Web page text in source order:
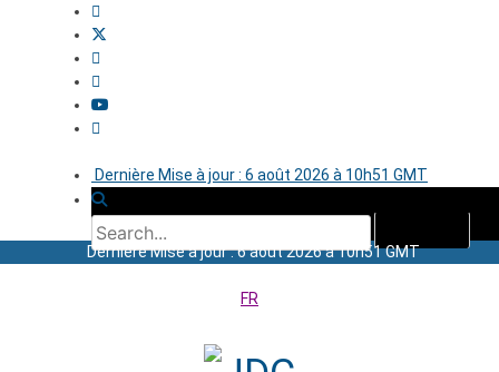
Dernière Mise à jour : 6 août 2026 à 10h51 GMT
Dernière Mise à jour : 6 août 2026 à 10h51 GMT
FR